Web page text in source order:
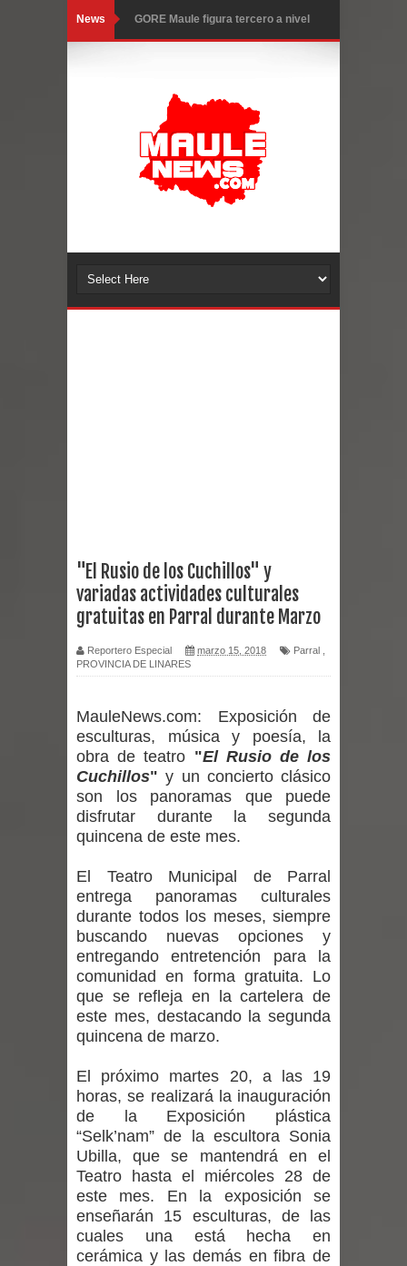
News GORE Maule figura tercero a nivel
traslados con $133 millones
Dos internos intentaron escapar por
un forado desde la cárcel de Talca
Temporal obliga a cerrar
Chancho en Talca tras caída de
Alerta por hantavirus: expertos piden
Matrimonios Linarenses Celebraron
Departamento Comunal de Salud de
Curicó desarrollará jornada de
vacunación contra la Influenza y otros
Empedrado desarrolló con éxito el
desafío guerreros 2026
Banda linarense Los Remembers
regresa de Brasil tras impulsar un
con comunidades escolares
Alta positividad en influenza hace que
expertos reiteren llamado a
vacunarse
Mario Meza endurece críticas contra
"El Rusio de los Cuchillos" y
variadas actividades culturales
gratuitas en Parral durante Marzo
Reportero Especial marzo 15, 2018 Parral
PROVINCIA DE LINARES
MauleNews.com: Exposición de
esculturas, música y poesía, la
obra de teatro "El Rusio de los
Cuchillos" y un concierto clásico
son los panoramas que puede
disfrutar durante la segunda
quincena de este mes.
El Teatro Municipal de Parral
entrega panoramas culturales
durante todos los meses, siempre
buscando nuevas opciones y
entregando entretención para la
comunidad en forma gratuita. Lo
que se refleja en la cartelera de
este mes, destacando la segunda
quincena de marzo.
El próximo martes 20, a las 19
horas, se realizará la inauguración
de la Exposición plástica
“Selk’nam” de la escultora Sonia
Ubilla, que se mantendrá en el
Teatro hasta el miércoles 28 de
este mes. En la exposición se
enseñarán 15 esculturas, de las
cuales una está hecha en
cerámica y las demás en fibra de